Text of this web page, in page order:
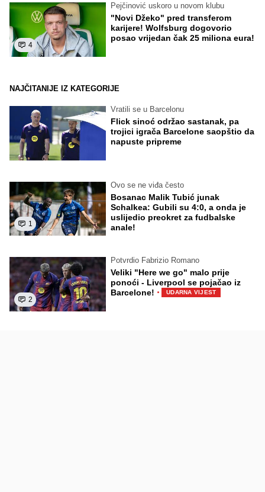
4
Pejčinović uskoro u novom klubu
"Novi Džeko" pred transferom
karijere! Wolfsburg dogovorio
posao vrijedan čak 25 miliona eura!
NAJČITANIJE IZ KATEGORIJE
Vratili se u Barcelonu
Flick sinoć održao sastanak, pa
trojici igrača Barcelone saopštio da
napuste pripreme
1
Ovo se ne viđa često
Bosanac Malik Tubić junak
Schalkea: Gubili su 4:0, a onda je
uslijedio preokret za fudbalske
anale!
2
Potvrdio Fabrizio Romano
Veliki "Here we go" malo prije
ponoći - Liverpool se pojačao iz
Barcelone! · UDARNA VIJEST